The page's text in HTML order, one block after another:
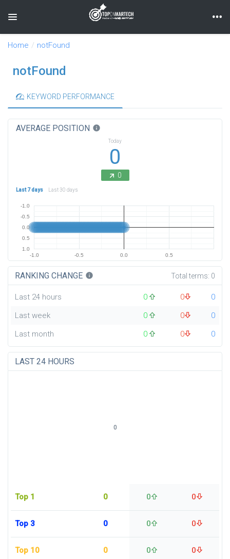
Toggle navigation
Home notFound
notFound
KEYWORD PERFORMANCE
AVERAGE POSITION info
Today
0
0
Last 7 days Last 30 days
-1.0 -0.5 0.0 0.5
-1.0
-0.5
0.0
0.5
1.0
RANKING CHANGE info Total terms: 0
Last 24 hours 0 0
0
Last week
0 0
0
Last month
0 0 0
LAST 24 HOURS
Top 1 0 0 0
Top 3 0 0 0
Top 10 0 0 0
0